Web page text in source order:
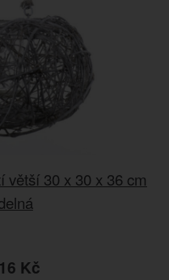
větší 30 x 30 x 36 cm
Kč